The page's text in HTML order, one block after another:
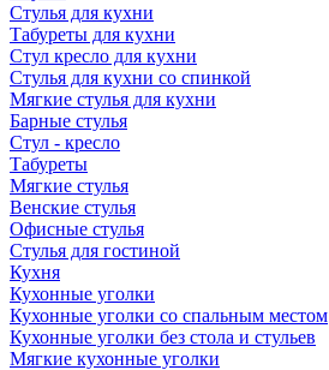
Стулья для кухни
Табуреты для кухни
Стул кресло для кухни
Стулья для кухни со спинкой
Мягкие стулья для кухни
Барные стулья
Стул - кресло
Табуреты
Мягкие стулья
Венские стулья
Офисные стулья
Стулья для гостиной
Кухня
Кухонные уголки
Кухонные уголки со спальным местом
Кухонные уголки без стола и стульев
Мягкие кухонные уголки